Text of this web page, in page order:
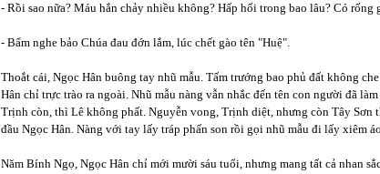
- Rồi sao nữa? Máu hắn chảy nhiều không? Hấp hối trong bao lâu? Có rống
- Bẩm nghe bảo Chúa đau đớn lắm, lúc chết gào tên "Huệ".
Thoắt cái, Ngọc Hân buông tay nhũ mẫu. Tấm trướng bao phủ đất không
Hân chỉ trực trào ra ngoài. Nhũ mẫu nàng vẫn nhắc đến tên con người đã
Trịnh còn, thì Lê không phất. Nguyễn vong, Trịnh diệt, nhưng còn Tây Sơn
đầu Ngọc Hân. Nàng với tay lấy tráp phấn son rồi gọi nhũ mẫu đi lấy xiêm
Năm Bính Ngọ, Ngọc Hân chỉ mới mười sáu tuổi, nhưng mang tất cả nhan